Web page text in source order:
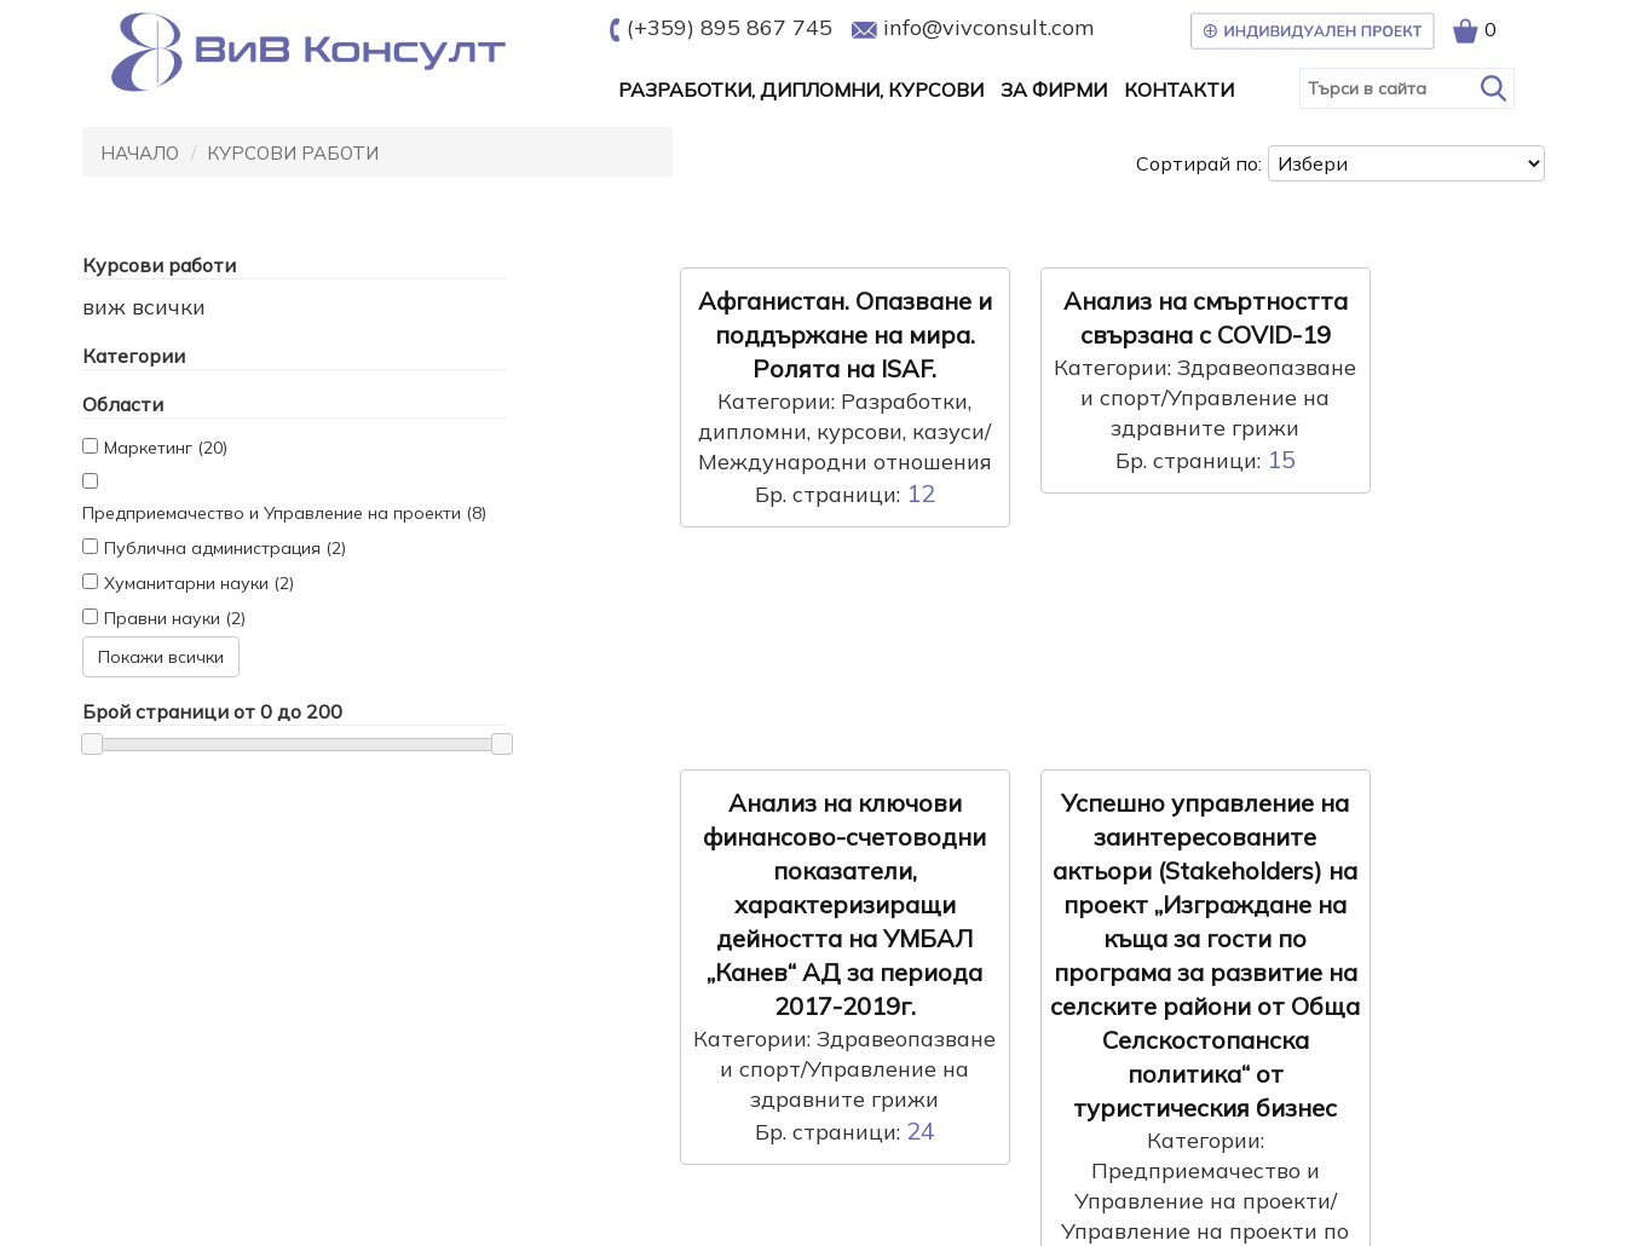
(+359) 895 867 745 info@vivconsult.com 0
РАЗРАБОТКИ, ДИПЛОМНИ, КУРСОВИ ЗА ФИРМИ КОНТАКТИ
НАЧАЛО КУРСОВИ РАБОТИ Сортирай по:
Курсови работи
виж всички
Категории
Области
Маркетинг (20)
Предприемачество и Управление на проекти (8)
Публична администрация (2)
Хуманитарни науки (2)
Правни науки (2)
Покажи всички
Брой страници от 0до 200
Афганистан. Опазване и
поддържане на мира.
Ролята на ISAF.
Категории: Разработки,
дипломни, курсови, казуси/
Международни отношения
Бр. страници: 12
Анализ на смъртността
свързана с COVID-19
Категории: Здравеопазване
и спорт/Управление на
здравните грижи
Бр. страници: 15
Анализ на ключови
финансово-счетоводни
показатели,
характеризиращи
дейността на УМБАЛ
„Канев“ АД за периода
2017-2019г.
Категории: Здравеопазване
и спорт/Управление на
здравните грижи
Бр. страници: 24
Успешно управление на
заинтересованите
актьори (Stakeholders) на
проект „Изграждане на
къща за гости по
програма за развитие на
селските райони от Обща
Селскостопанска
политика“ от
туристическия бизнес
Категории:
Предприемачество и
Управление на проекти/
Управление на проекти по